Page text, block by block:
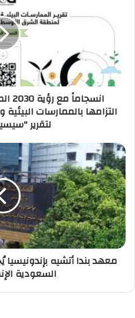
التزامها بالممارسات
لتقرير
معهد بندا أتشيه
السعودية